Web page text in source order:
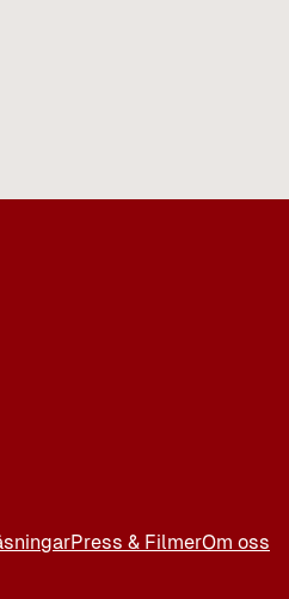
Press & FilmerOm oss